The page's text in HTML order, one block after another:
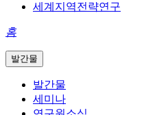
세계지역전략연구
홈
발간물
발간물
세미나